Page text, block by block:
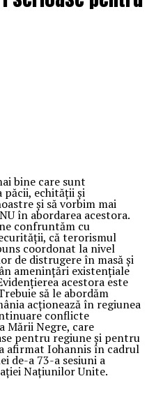
bine care sunt
păcii, echităţii şi
şi să vorbim mai
în abordarea acestora.
confruntăm cu
că terorismul
coordonat la nivel
de distrugere în masă şi
ameninţări existenţiale
acestora este
să le abordăm
acţionează în regiunea
conflicte
Mării Negre, care
pentru regiune şi pentru
afirmat Iohannis în cadrul
de-a 73-a sesiuni a
Naţiunilor Unite.